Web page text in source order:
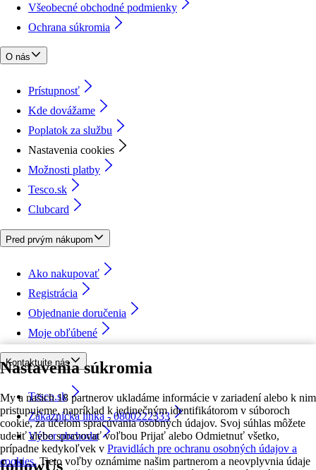
Nastavenia súkromia
My a našich 18 partnerov ukladáme informácie v zariadení alebo k nim
pristupujeme, napríklad k jedinečným identifikátorom v súboroch
cookie, za účelom spracúvania osobných údajov. Svoj súhlas môžete
udeliť alebo spravovať voľbou Prijať alebo Odmietnuť všetko,
prípadne kedykoľvek v Pravidlách pre ochranu osobných údajov a
cookies. Tieto voľby oznámime našim partnerom a neovplyvnia údaje
Všeobecné obchodné podmienky
Ochrana súkromia
O nás
Prístupnosť
Kde dovážame
Poplatok za službu
Nastavenia cookies
Možnosti platby
Tesco.sk
Clubcard
Pred prvým nákupom
Ako nakupovať
Registrácia
Objednanie doručenia
Moje obľúbené
Kontaktujte nás
Tesco.sk
Zákaznícka linka - 0800222333
Výber obchodu
followUs